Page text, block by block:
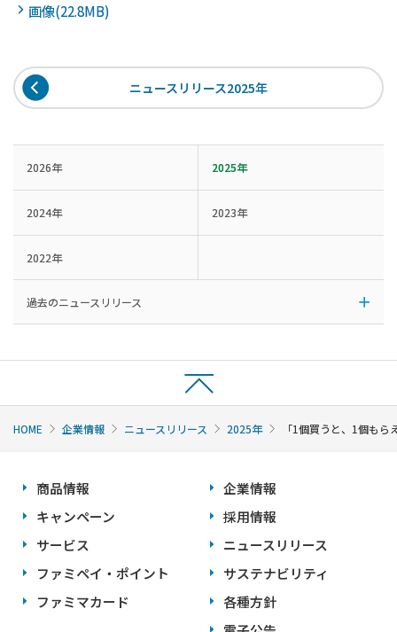
画像(22.8MB)
ニュースリリース2025年
2026年 2025年
2024年 2023年
2022年
過去のニュースリリース
HOME 企業情報 ニュースリリース 2025年 「1個買うと、1個も
商品情報
キャンペーン
サービス
ファミペイ・ポイント
ファミマカード
企業情報
採用情報
ニュースリリース
サステナビリティ
各種方針